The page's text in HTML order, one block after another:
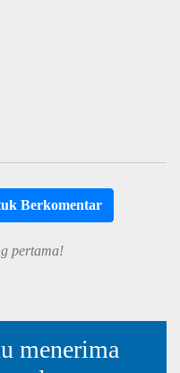
Berkomentar
pertama!
menerima